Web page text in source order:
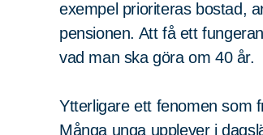
exempel prioriteras bostad,
pensionen. Att få ett
vad man ska göra om 40 år.
Ytterligare ett fenomen som
Många unga upplever i